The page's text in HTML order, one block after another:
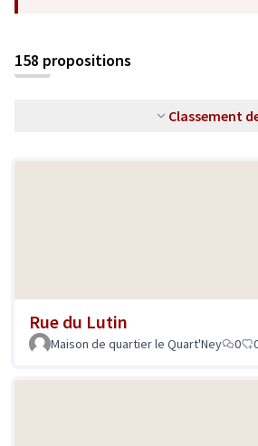
158 propositions
Classement
Rue du Lutin
Maison de quartier le Quart'Ney 0